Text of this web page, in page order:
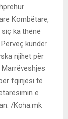
Kombëtare,
ka thënë
kundër
njihet për
fqinjësi të
e
/Koha.mk